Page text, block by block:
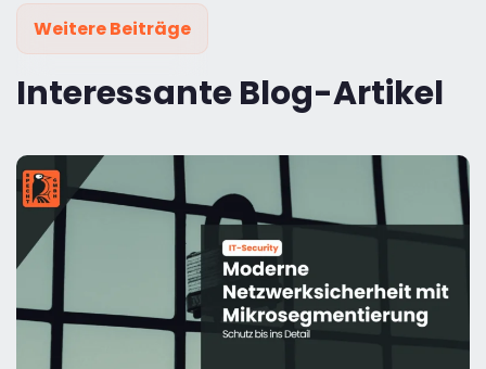
Weitere Beiträge
Interessante Blog-Artikel